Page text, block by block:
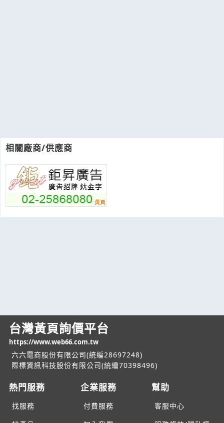
相關廠商/供應商
台灣黃頁詢價平台
https://www.web66.com.tw
六六電商股份有限公司(統編28697248)
際標資訊科技股份有限公司(統編70398496)
熱門服務
找服務
企業服務
付費服務
幫助
客服中心